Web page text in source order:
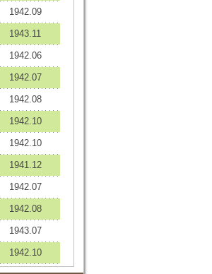
1942.09
1943.11
1942.06
1942.07
1942.08
1942.10
1942.10
1941.12
1942.07
1942.08
1943.07
1942.10